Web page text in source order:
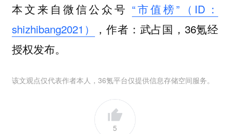
本文来自微信公众号 “市值榜”（ID：
shizhibang2021）
，作者：武占国，36氪经
授权发布。
该文观点仅代表作者本人，36氪平台仅提供信息存储空间服务。
5